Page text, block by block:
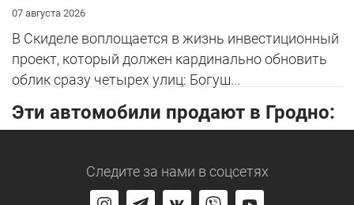
07 августа 2026
В Скиделе воплощается в жизнь инвестиционный
проект, который должен кардинально обновить
облик сразу четырех улиц: Богуш...
Эти автомобили продают в Гродно:
Следите за нами в соцсетях